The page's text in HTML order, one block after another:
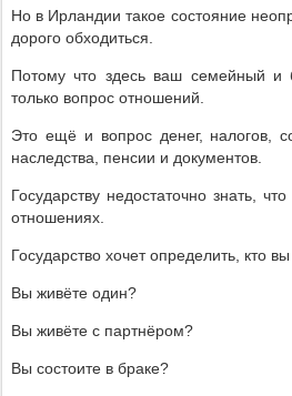
Но в Ирландии такое состояние
дорого обходиться.
Потому что здесь ваш семейный и
только вопрос отношений.
Это ещё и вопрос денег, налогов,
наследства, пенсии и документов.
Государству недостаточно знать,
отношениях.
Государство хочет определить, кто
Вы живёте один?
Вы живёте с партнёром?
Вы состоите в браке?